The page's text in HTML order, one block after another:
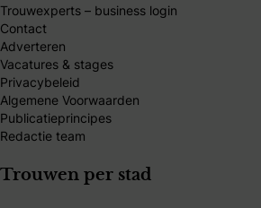
Trouwexperts – business login
Contact
Adverteren
Vacatures & stages
Privacybeleid
Algemene Voorwaarden
Publicatieprincipes
Redactie team
Trouwen per stad